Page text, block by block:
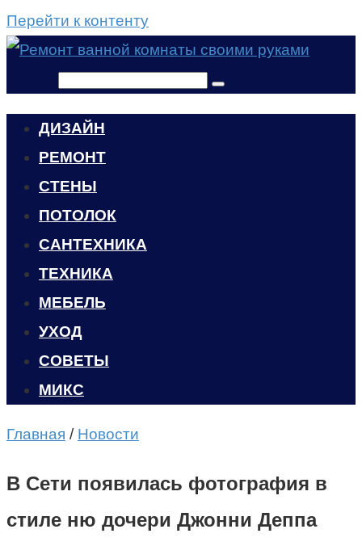
Перейти к контенту
ДИЗАЙН
РЕМОНТ
СТЕНЫ
ПОТОЛОК
САНТЕХНИКА
ТЕХНИКА
МЕБЕЛЬ
УХОД
CОВЕТЫ
МИКС
Главная / Новости
В Сети появилась фотография в
стиле ню дочери Джонни Деппа